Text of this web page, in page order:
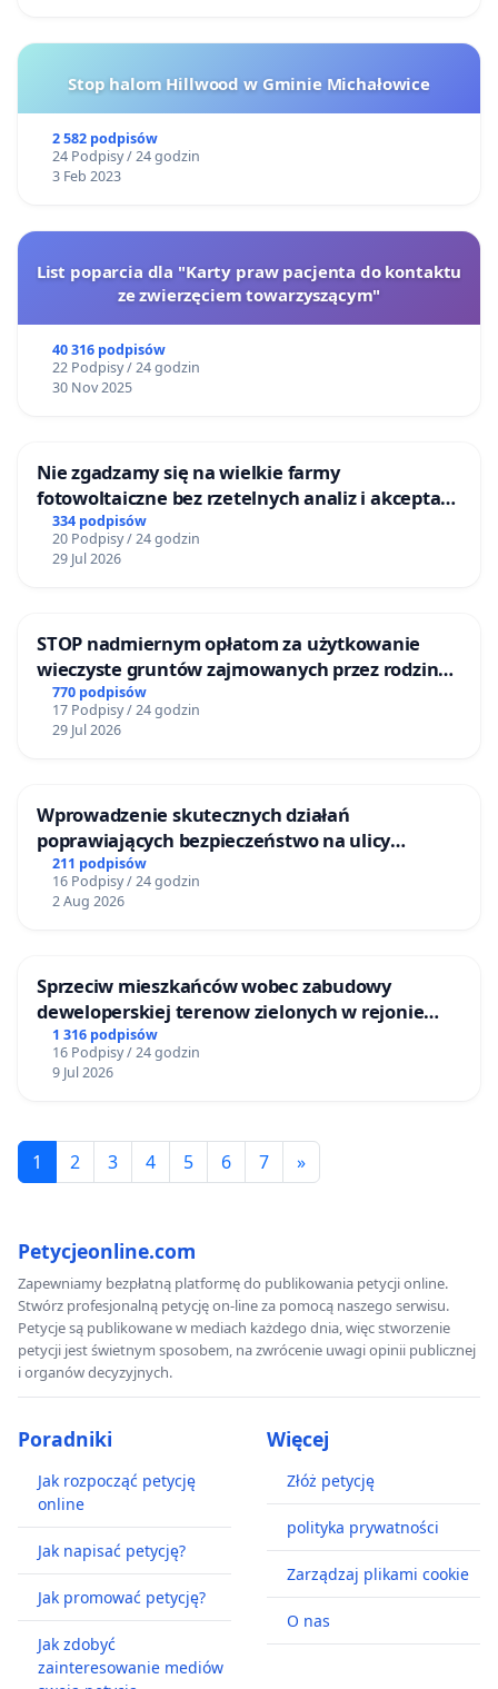
Stop halom Hillwood w Gminie Michałowice
2 582 podpisów
24 Podpisy / 24 godzin
3 Feb 2023
List poparcia dla "Karty praw pacjenta do kontaktu
ze zwierzęciem towarzyszącym"
40 316 podpisów
22 Podpisy / 24 godzin
30 Nov 2025
Nie zgadzamy się na wielkie farmy
fotowoltaiczne bez rzetelnych analiz i akceptacji
mieszkańców
334 podpisów
20 Podpisy / 24 godzin
29 Jul 2026
STOP nadmiernym opłatom za użytkowanie
wieczyste gruntów zajmowanych przez rodzinne
ogrody działkowe.
770 podpisów
17 Podpisy / 24 godzin
29 Jul 2026
Wprowadzenie skutecznych działań
poprawiających bezpieczeństwo na ulicy
Żeromskiego w Otwocku
211 podpisów
16 Podpisy / 24 godzin
2 Aug 2026
Sprzeciw mieszkańców wobec zabudowy
deweloperskiej terenow zielonych w rejonie
Bulwarów Straceńskich w Bielsku-Białej
1 316 podpisów
16 Podpisy / 24 godzin
9 Jul 2026
1 2 3 4 5 6 7 »
Petycjeonline.com
Zapewniamy bezpłatną platformę do publikowania petycji online.
Stwórz profesjonalną petycję on-line za pomocą naszego serwisu.
Petycje są publikowane w mediach każdego dnia, więc stworzenie
petycji jest świetnym sposobem, na zwrócenie uwagi opinii publicznej
i organów decyzyjnych.
Poradniki
Jak rozpocząć petycję
online
Jak napisać petycję?
Jak promować petycję?
Jak zdobyć
zainteresowanie mediów
Więcej
Złóż petycję
polityka prywatności
Zarządzaj plikami cookie
O nas